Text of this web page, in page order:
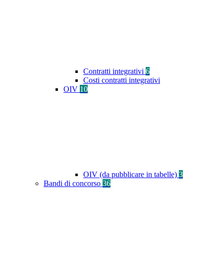
Contratti integrativi 6
Costi contratti integrativi
OIV 10
OIV (da pubblicare in tabelle) 3
Bandi di concorso 36